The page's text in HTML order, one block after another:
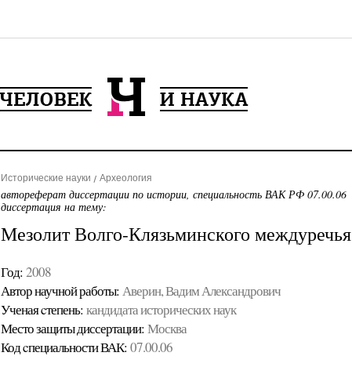
Исторические науки Археология
автореферат диссертации по истории, специальность ВАК РФ 07.00.06
диссертация на тему:
Мезолит Волго-Клязьминского междуречья
Год: 2008
Автор научной работы: Аверин, Вадим Александрович
Ученая cтепень: кандидата исторических наук
Место защиты диссертации: Москва
Код cпециальности ВАК: 07.00.06